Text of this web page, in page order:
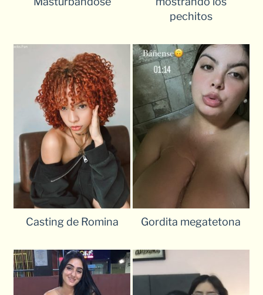
pechitos
Casting de Romina Gordita megatetona